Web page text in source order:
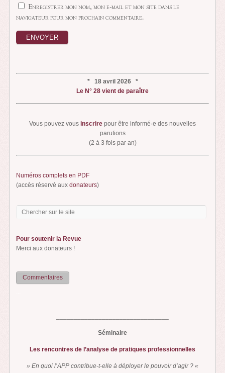
Enregistrer mon nom, mon e-mail et mon site dans le
navigateur pour mon prochain commentaire.
* 18 avril 2026 *
Le N° 28 vient de paraître
Vous pouvez vous inscrire pour être informé·e des nouvelles
parutions
(2 à 3 fois par an)
Numéros complets en PDF
(accès réservé auxdonateurs)
Pour soutenir la Revue
Merci aux donateurs !
Commentaires
Séminaire
Les rencontres de l’analyse de pratiques professionnelles
» En quoi l’APP contribue-t-elle à déployer le pouvoir d’agir ? «